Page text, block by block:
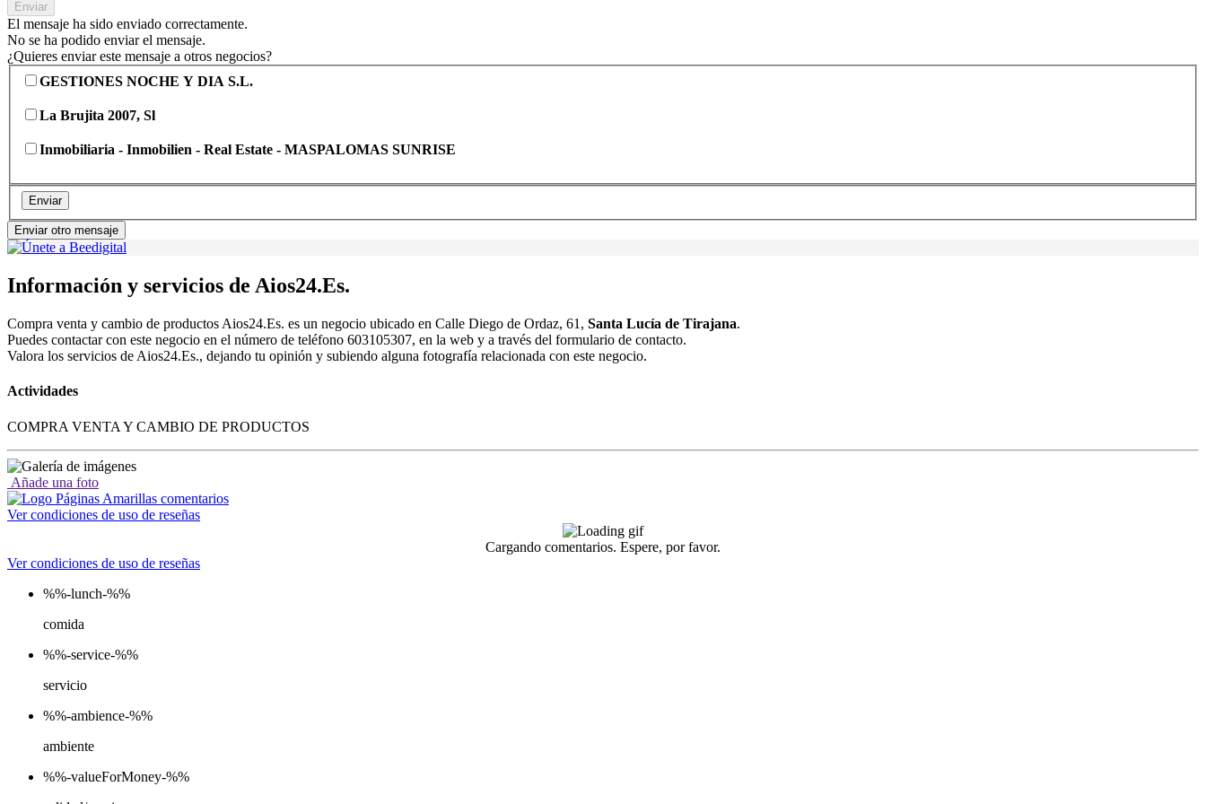
Enviar
El mensaje ha sido enviado correctamente.
No se ha podido enviar el mensaje.
¿Quieres enviar este mensaje a otros negocios?
GESTIONES NOCHE Y DIA S.L.
La Brujita 2007, Sl
Inmobiliaria - Inmobilien - Real Estate - MASPALOMAS SUNRISE
Enviar
Enviar otro mensaje
Información y servicios de Aios24.Es.
Compra venta y cambio de productos Aios24.Es. es un negocio ubicado en Calle Diego de Ordaz, 61, Santa Lucía de Tirajana.
Puedes contactar con este negocio en el número de teléfono 603105307, en la web y a través del formulario de contacto.
Valora los servicios de Aios24.Es., dejando tu opinión y subiendo alguna fotografía relacionada con este negocio.
Actividades
COMPRA VENTA Y CAMBIO DE PRODUCTOS
Añade una foto
Ver condiciones de uso de reseñas
Cargando comentarios. Espere, por favor.
Ver condiciones de uso de reseñas
%%-lunch-%%
comida
%%-service-%%
servicio
%%-ambience-%%
ambiente
%%-valueForMoney-%%